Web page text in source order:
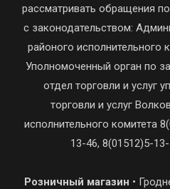
рассматривать обращения
с законодательством:
районого исполнительного
Уполномоченный орган по
отдел торговли и услуг
торговли и услуг
исполнительного комитета
13-46, 8(01512)5-13-
Розничный магазин •